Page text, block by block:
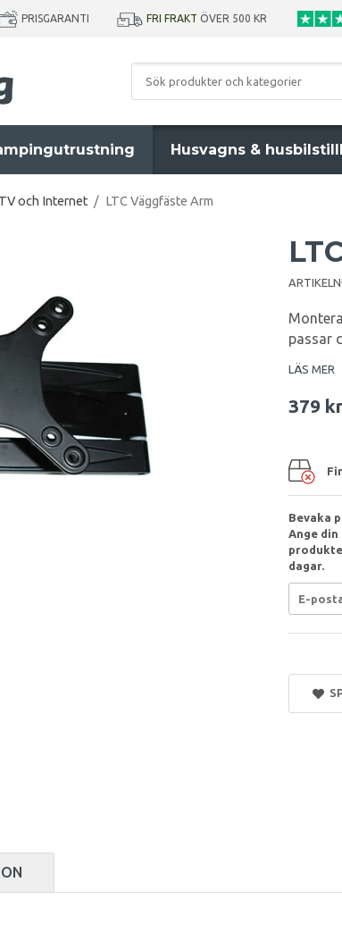
PRISGARANTI FRI FRAKT ÖVER 500 KR
Husvagns &
TV och Internet / LTC Väggfäste Arm
passar
LÄS MER
379 kr
Bevaka
Ange
dagar.